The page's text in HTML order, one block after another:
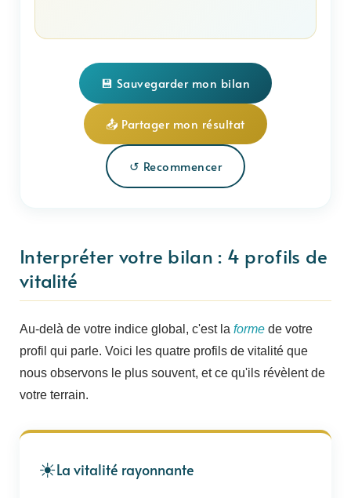
💾 Sauvegarder mon bilan
📤 Partager mon résultat
↺ Recommencer
Interpréter votre bilan : 4 profils de
vitalité
Au-delà de votre indice global, c'est la forme de votre
profil qui parle. Voici les quatre profils de vitalité que
nous observons le plus souvent, et ce qu'ils révèlent de
votre terrain.
☀La vitalité rayonnante